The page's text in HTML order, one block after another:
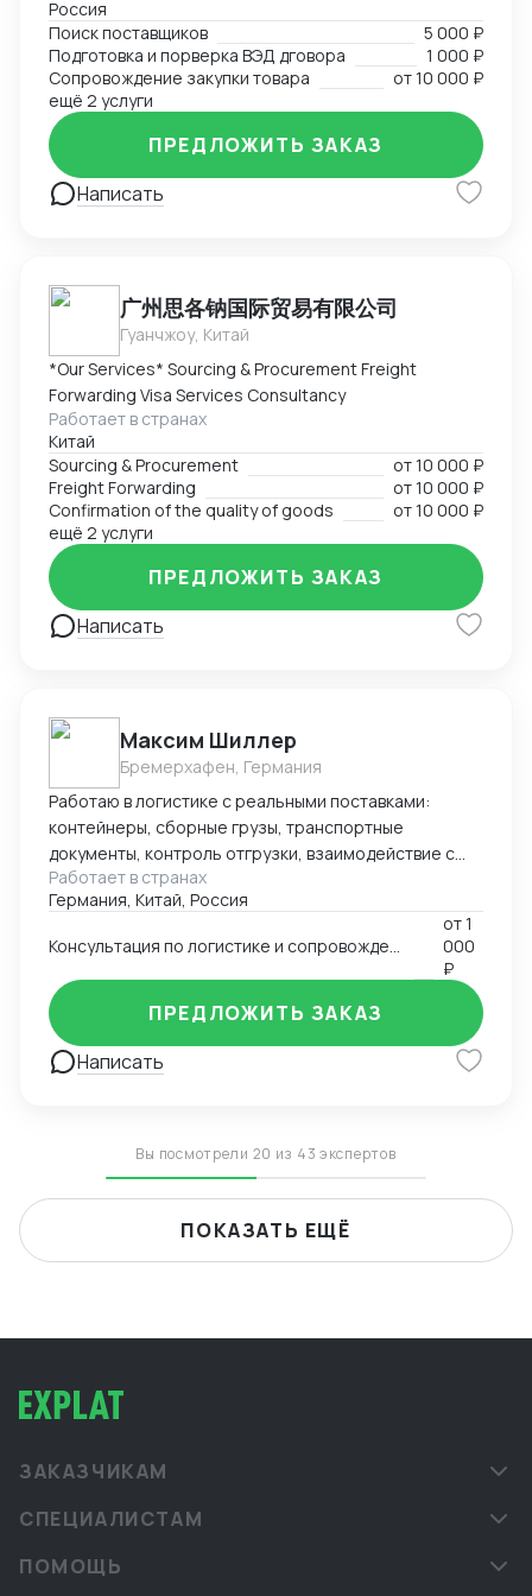
Поиск поставщиков в сфере запчастей, одежды,
товаров для дома и электронике. Поиск
поставщиков, подбор и проверка благонадежности
фабрик, подготовка договоров, ведение закупки на
всех этапах, подготовка товаросопроводительной
документации. Перевод на "белую" закупку и импорт
с минимальным удорожанием товара.
Россия
Поиск поставщиков
5 000 ₽
Подготовка и порверка ВЭД дговора
1 000 ₽
Сопровождение закупки товара
от10 000 ₽
ещё 2 услуги
Написать
ПРЕДЛОЖИТЬ ЗАКАЗ
广州思各钠国际贸易有限公司
Гуанчжоу, Китай
*Our Services* Sourcing & Procurement Freight
Forwarding Visa Services Consultancy
Работает в странах
Китай
Sourcing & Procurement
от10 000 ₽
Freight Forwarding
от10 000 ₽
Confirmation of the quality of goods
от10 000 ₽
ещё 2 услуги
Написать
ПРЕДЛОЖИТЬ ЗАКАЗ
Максим Шиллер
Бремерхафен, Германия
Работаю в логистике с реальными поставками:
контейнеры, сборные грузы, транспортные
документы, контроль отгрузки, взаимодействие с
агентами и перевозчиками. Специализируюсь на
логистике из Европы, умею быстро ориентироваться
в нестандартных ситуациях и держать процесс под
контролем. Работаю из Германии, открыт к
удалённому сотрудничеству.
Работает в странах
Германия, Китай, Россия
Консультация по логистике и сопровождению поставок (к примеру из Европы и Китая)
от1
000
₽
Написать
ПРЕДЛОЖИТЬ ЗАКАЗ
Вы посмотрели 20 из 43 экспертов
ПОКАЗАТЬ ЕЩЁ
ЗАКАЗЧИКАМ
СПЕЦИАЛИСТАМ
ПОМОЩЬ